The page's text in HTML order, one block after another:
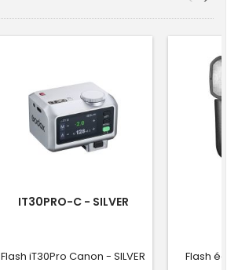
IT30PRO-C - SILVER
Flash iT30Pro Canon - SILVER
Flash